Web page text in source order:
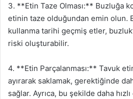
3. **Etin Taze Olması:** Buzluğa
etinin taze olduğundan emin olun.
kullanma tarihi geçmiş etler,
riski oluşturabilir.
4. **Etin Parçalanması:** Tavuk
ayırarak saklamak, gerektiğinde
sağlar. Ayrıca, bu şekilde daha